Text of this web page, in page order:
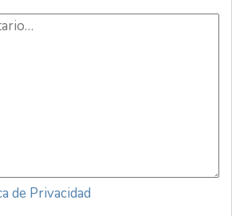
de Privacidad